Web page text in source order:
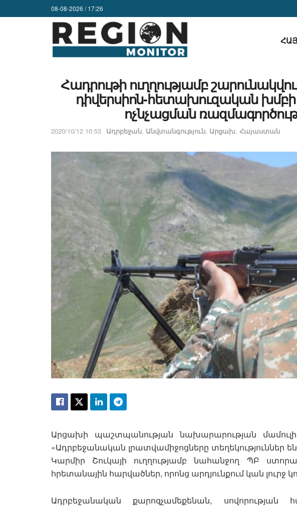
08-08-2026 / 17:26
Հադրութի ուղղությամբ
դիվերսիոն-հետախուզական
ոչնչացման
2020/10/12 10:53 Ադրբեջան, Անվտանգություն, Արցախ, Հայաստան
Արցախի պաշտպանության նախարարության մամուլի
«Ադրբեջանական լրատվամիջոցները տեղեկություններ
Կարմիր Շուկայի ուղղությամբ նահանջող ՊԲ
հրետանային հարվածներ, որոնց արդյունքում կան լուրջ
Ադրբեջանական քարոզչամեքենան, սովորության